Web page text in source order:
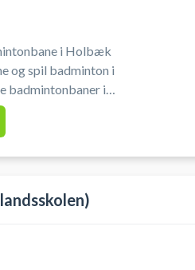
i Holbæk
og spil badminton i
badmintonbaner i